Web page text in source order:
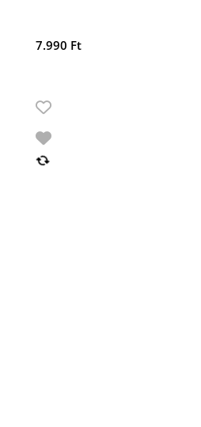
7.990 Ft